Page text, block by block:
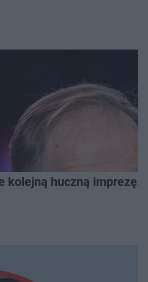
kolejną huczną imprezę.